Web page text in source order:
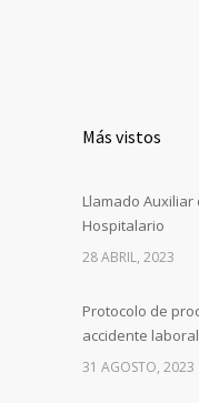
Más vistos
Llamado Auxiliar
Hospitalario
28 ABRIL, 2023
Protocolo de
accidente laboral
31 AGOSTO, 2023